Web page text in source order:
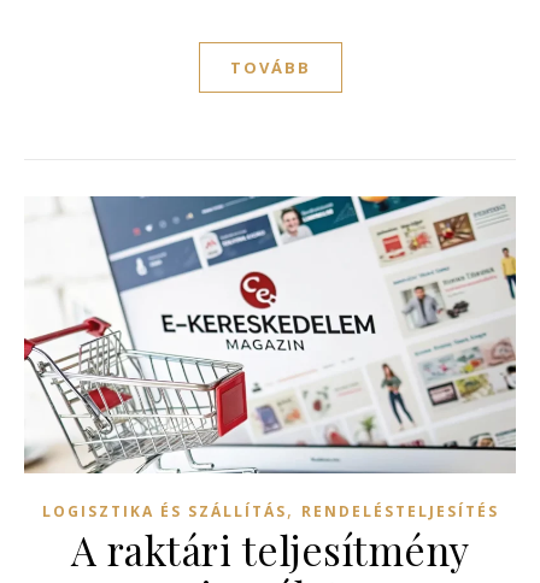
TOVÁBB
LOGISZTIKA ÉS SZÁLLÍTÁS, RENDELÉSTELJESÍTÉS
A raktári teljesítmény